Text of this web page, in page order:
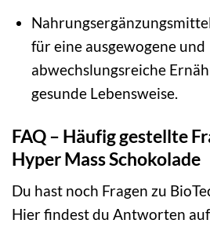
für eine ausgewogene und
abwechslungsreiche
gesunde Lebensweise.
FAQ – Häufig gestellte
Hyper Mass Schokolade
Du hast noch Fragen zu
Hier findest du Antworten